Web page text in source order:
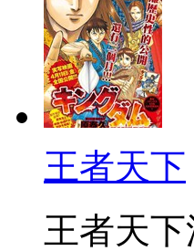
王者天下
王者天